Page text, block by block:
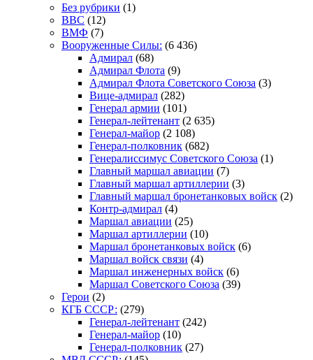
Без рубрики (1)
ВВС (12)
ВМФ (7)
Вооруженные Силы: (6 436)
Адмирал (68)
Адмирал Флота (9)
Адмирал Флота Советского Союза (3)
Вице-адмирал (282)
Генерал армии (101)
Генерал-лейтенант (2 635)
Генерал-майор (2 108)
Генерал-полковник (682)
Генералиссимус Советского Союза (1)
Главный маршал авиации (7)
Главный маршал артиллерии (3)
Главный маршал бронетанковых войск (2)
Контр-адмирал (4)
Маршал авиации (25)
Маршал артиллерии (10)
Маршал бронетанковых войск (6)
Маршал войск связи (4)
Маршал инженерных войск (6)
Маршал Советского Союза (39)
Герои (2)
КГБ СССР: (279)
Генерал-лейтенант (242)
Генерал-майор (10)
Генерал-полковник (27)